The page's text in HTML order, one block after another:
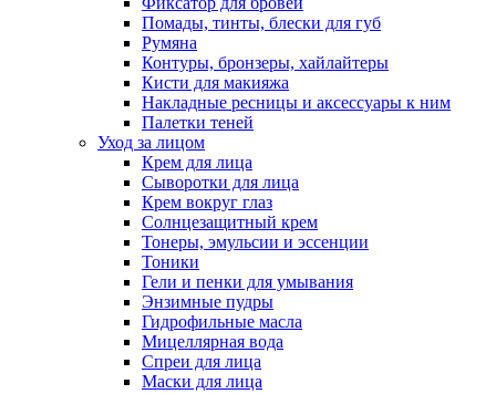
Помады, тинты, блески для губ
Румяна
Контуры, бронзеры, хайлайтеры
Кисти для макияжа
Накладные ресницы и аксессуары к ним
Палетки теней
Уход за лицом
Крем для лица
Сыворотки для лица
Крем вокруг глаз
Солнцезащитный крем
Тонеры, эмульсии и эссенции
Тоники
Гели и пенки для умывания
Энзимные пудры
Гидрофильные масла
Мицеллярная вода
Спреи для лица
Маски для лица